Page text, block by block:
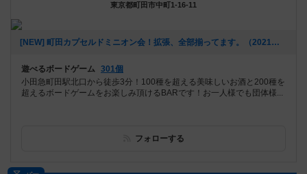
東京都町田市中町1-16-11
[NEW] 町田カプセルドミニオン会！拡張、全部揃ってます。（2021年12月03日 12時35分）
遊べるボードゲーム 301個
小田急町田駅北口から徒歩3分！100種を超える美味しいお酒と200種を
超えるボードゲームをお楽しみ頂けるBARです！お一人様でも団体様...
フォローする